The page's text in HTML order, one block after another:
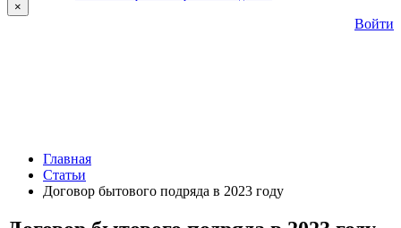
×
Войти
Главная
Статьи
Договор бытового подряда в 2023 году